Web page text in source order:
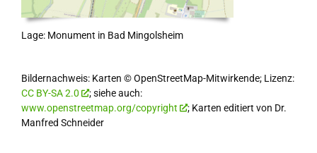
Lage: Monument in Bad Mingolsheim
Bildernachweis: Karten © OpenStreetMap-Mitwirkende; Lizenz:
CC BY-SA 2.0
; siehe auch:
www.openstreetmap.org/copyright
; Karten editiert von Dr.
Manfred Schneider